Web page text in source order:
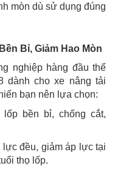
mòn dù sử dụng đúng
Bỉ, Giảm Hao Mòn
nghiệp hàng đầu thế
dành cho xe nâng tải
bạn nên lựa chọn:
bền bỉ, chống cắt,
đều, giảm áp lực tại
thọ lốp.